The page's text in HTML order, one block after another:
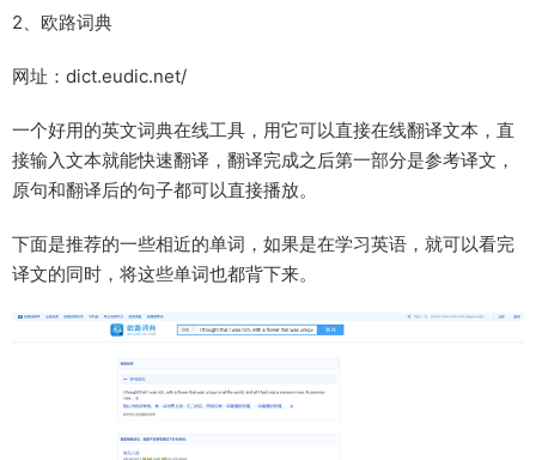
2、欧路词典
网址：dict.eudic.net/
一个好用的英文词典在线工具，用它可以直接在线翻译文本，直
接输入文本就能快速翻译，翻译完成之后第一部分是参考译文，
原句和翻译后的句子都可以直接播放。
下面是推荐的一些相近的单词，如果是在学习英语，就可以看完
译文的同时，将这些单词也都背下来。